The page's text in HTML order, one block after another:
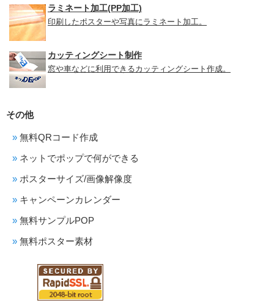
ラミネート加工(PP加工)
印刷したポスターや写真にラミネート加工。
カッティングシート制作
窓や車などに利用できるカッティングシート作成。
その他
無料QRコード作成
ネットでポップで何ができる
ポスターサイズ/画像解像度
キャンペーンカレンダー
無料サンプルPOP
無料ポスター素材